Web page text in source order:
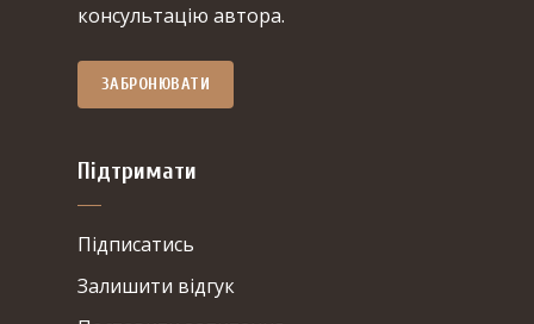
консультацію автора.
ЗАБРОНЮВАТИ
Підтримати
Підписатись
Залишити відгук